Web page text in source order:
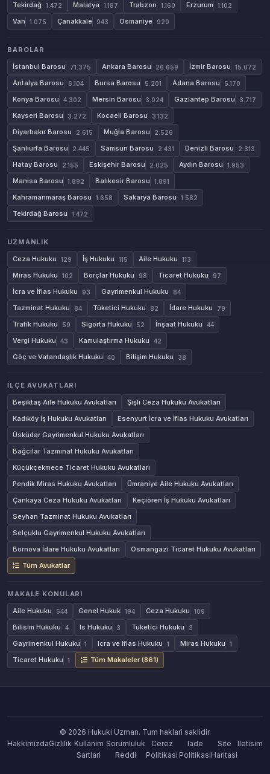
Tekirdağ 1.472 Malatya 1.187 Trabzon 1.160 Erzurum 1.102
Van 1.075 Çanakkale 943 Osmaniye 929
BAROLAR
İstanbul Barosu
71.375 Ankara Barosu 26.659 İzmir Barosu 15.072
Antalya Barosu 6.104 Bursa Barosu 5.201 Adana Barosu 5.170
Konya Barosu 4.302 Mersin Barosu 3.924 Gaziantep Barosu 3.717
Kayseri Barosu 3.272 Kocaeli Barosu 3.132
Diyarbakır Barosu 2.615 Muğla Barosu 2.526
Şanlıurfa Barosu 2.445 Samsun Barosu 2.431 Denizli Barosu 2.313
Hatay Barosu 2.155 Eskişehir Barosu 2.025 Aydın Barosu 1.953
Manisa Barosu 1.892 Balıkesir Barosu 1.891
Kahramanmaraş Barosu 1.658 Sakarya Barosu 1.582
Tekirdağ Barosu 1.472
UZMANLIK
Ceza Hukuku
129 İş Hukuku 115 Aile Hukuku 113
Miras Hukuku 102 Borçlar Hukuku 98 Ticaret Hukuku 97
İcra ve İflas Hukuku 93 Gayrimenkul Hukuku 84
Tazminat Hukuku 84 Tüketici Hukuku 82 İdare Hukuku 79
Trafik Hukuku 59 Sigorta Hukuku 52 İnşaat Hukuku 44
Vergi Hukuku 43 Kamulaştırma Hukuku 42
Göç ve Vatandaşlık Hukuku 40 Bilişim Hukuku 38
İLÇE AVUKATLARI
Beşiktaş Aile Hukuku Avukatları
Şişli Ceza Hukuku Avukatları
Kadıköy İş Hukuku Avukatları
Esenyurt İcra ve İflas Hukuku Avukatları
Üsküdar Gayrimenkul Hukuku Avukatları
Bağcılar Tazminat Hukuku Avukatları
Küçükçekmece Ticaret Hukuku Avukatları
Pendik Miras Hukuku Avukatları
Ümraniye Aile Hukuku Avukatları
Çankaya Ceza Hukuku Avukatları
Keçiören İş Hukuku Avukatları
Seyhan Tazminat Hukuku Avukatları
Selçuklu Gayrimenkul Hukuku Avukatları
Bornova İdare Hukuku Avukatları
Osmangazi Ticaret Hukuku Avukatları
Tüm Avukatlar
MAKALE KONULARI
Aile Hukuku
544 Genel Hukuk 194 Ceza Hukuku 109
Bilisim Hukuku 4 Is Hukuku 3 Tuketici Hukuku 3
Gayrimenkul Hukuku 1 Icra ve Iflas Hukuku 1 Miras Hukuku 1
Ticaret Hukuku 1 Tüm Makaleler (861)
© 2026 Hukuki Uzman. Tum haklari saklidir.
HakkimizdaGizlilik Kullanim
Sartlari
Sorumluluk
Reddi
Cerez
Politikasi
Iade
Politikasi
Site
Haritasi
Iletisim